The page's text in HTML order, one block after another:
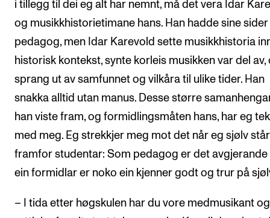
i tillegg til dei eg alt har nemnt, må det vera Idar
og musikkhistorietimane hans. Han hadde sine
pedagog, men Idar Karevold sette musikkhistoria
historisk kontekst, synte korleis musikken var del av,
sprang ut av samfunnet og vilkåra til ulike tider. Han
snakka alltid utan manus. Desse større
han viste fram, og formidlingsmåten hans, har eg
med meg. Eg strekkjer meg mot det når eg sjølv står
framfor studentar: Som pedagog er det avgjerande
ein formidlar er noko ein kjenner godt og trur på
– I tida etter høgskulen har du vore medmusikant og